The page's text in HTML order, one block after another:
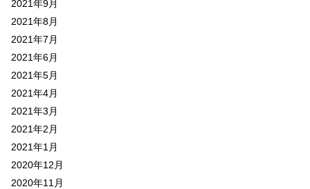
2021年9月
2021年8月
2021年7月
2021年6月
2021年5月
2021年4月
2021年3月
2021年2月
2021年1月
2020年12月
2020年11月